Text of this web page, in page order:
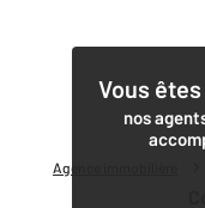
Agence immobilière
Vous
nos